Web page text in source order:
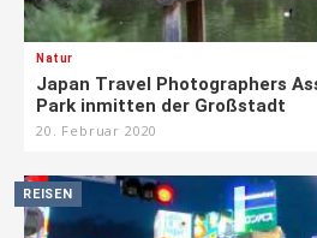
Natur
Japan Travel Photographers
Park inmitten der Großstadt
20. Februar 2020
REISEN